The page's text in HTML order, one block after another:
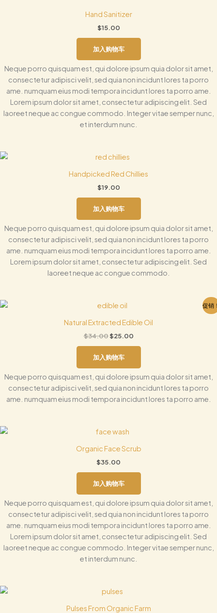
Hand Sanitizer
$15.00
加入购物车
Neque porro quisquam est, qui dolore ipsum quia dolor sit amet,
consectetur adipisci velit, sed quia non incidunt lores ta porro
ame. numquam eius modi tempora incidunt lores ta porro ame.
Lorem ipsum dolor sit amet, consectetur adipiscing elit. Sed
laoreet neque ac congue commodo. Integer vitae semper nunc,
et interdum nunc.
Handpicked Red Chillies
$19.00
加入购物车
Neque porro quisquam est, qui dolore ipsum quia dolor sit amet,
consectetur adipisci velit, sed quia non incidunt lores ta porro
ame. numquam eius modi tempora incidunt lores ta porro ame.
Lorem ipsum dolor sit amet, consectetur adipiscing elit. Sed
laoreet neque ac congue commodo.
促销
Natural Extracted Edible Oil
$34.00
原
为：
$25.00
价
为：
$25.00。
加入购物车
Neque porro quisquam est, qui dolore ipsum quia dolor sit amet,
consectetur adipisci velit, sed quia non incidunt lores ta porro
ame. numquam eius modi tempora incidunt lores ta porro ame.
Organic Face Scrub
$35.00
加入购物车
Neque porro quisquam est, qui dolore ipsum quia dolor sit amet,
consectetur adipisci velit, sed quia non incidunt lores ta porro
ame. numquam eius modi tempora incidunt lores ta porro ame.
Lorem ipsum dolor sit amet, consectetur adipiscing elit. Sed
laoreet neque ac congue commodo. Integer vitae semper nunc,
et interdum nunc.
Pulses From Organic Farm